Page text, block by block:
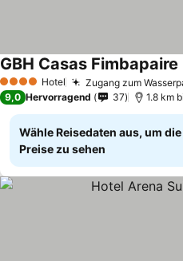
4 Sterne Hotel Zugang zum
GBH Casas Fimbapaire
9,0 Hervorragend 37 1.8 km
Wähle Reisedaten aus, um
Preise zu sehen